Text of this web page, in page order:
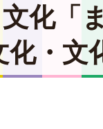
化「
・文